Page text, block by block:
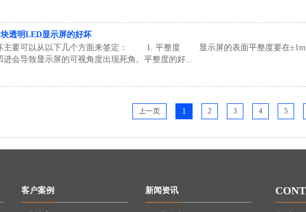
透明LED显示屏的好坏
主要可以从以下几个方面来签定： 1. 平整度 显示屏的表面平整度要在
进会导致显示屏的可视角度出现死角。平整度的好...
上一页 1 2 3 4 5
客户案例 新闻资讯